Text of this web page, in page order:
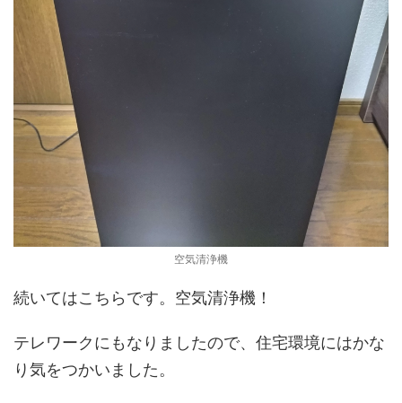
空気清浄機
続いてはこちらです。空気清浄機！
テレワークにもなりましたので、住宅環境にはかな
り気をつかいました。